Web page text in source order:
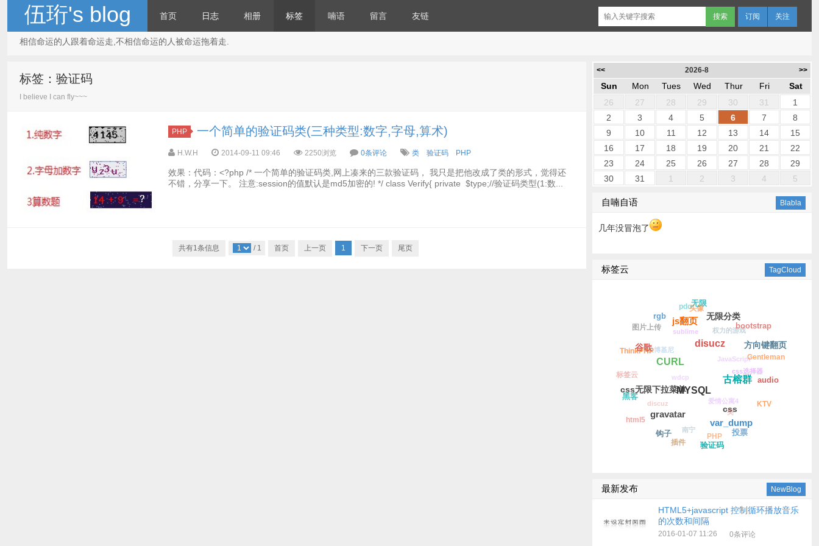
伍珩's blog 首页 日志 相册 标签 喃语 留言 友链 订阅 关注
相信命运的人跟着命运走,不相信命运的人被命运拖着走.
标签：验证码
I believe I can fly~~~
PHP 一个简单的验证码类(三种类型:数字,字母,算术)
H.W.H 2014-09-11 09:46 2250浏览 0条评论 类 验证码 PHP
效果：代码：<?php /* 一个简单的验证码类,网上凑来的三款验证码， 我只是把他改成了类的形式，觉得还
不错，分享一下。 注意:session的值默认是md5加密的! */ class Verify{ private $type;//验证码类型(1:数...
共有1条信息 / 1 首页 上一页 1 下一页 尾页
<< 2026-8 >>
Sun Mon Tues Wed Thur Fri
Sat
26
27 28 29 30 31
1
2
3 4 5 6 7
8
9
10 11 12 13 14
15
16
17 18 19 20 21
22
23
24 25 26 27 28
29
30
31 1 2 3 4 5
Blabla
自喃自语
几年没冒泡了
TagCloud
标签云
钩子
gravatar
css无限下拉菜单
黑客
html5
插件 验证码
var_dump
MYSQL
CURL
谷歌
ThinkPHP
标签云
discuz
南宁
PHP 投票
css
古榕群
disucz
js翻页
rgb
图片上传
兰博基尼
wdcp
爱情公寓4
类
KTV
audio
方向键翻页
无限分类
无限
pdo
sublime
JavaScript
css选择器
Gentleman
bootstrap
头像
权力的游戏
NewBlog
最新发布
HTML5+javascript 控制循环播放音乐
的次数和间隔
2016-01-07 11:26 0条评论